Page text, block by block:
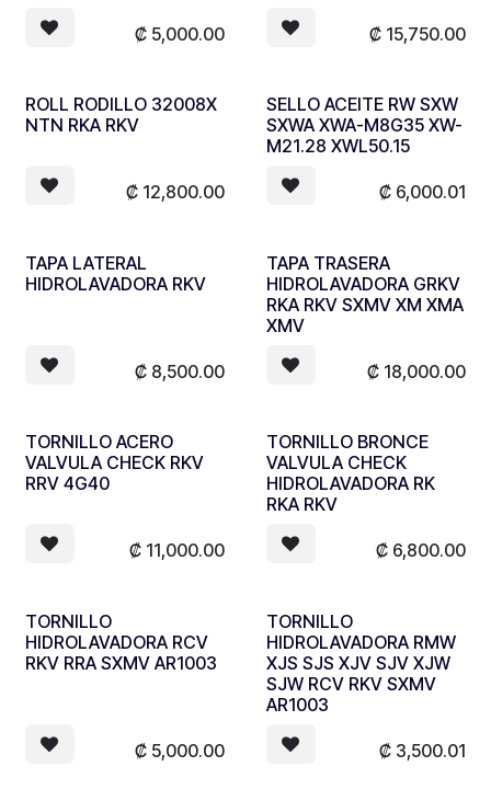
₡ 5,000.00 ₡ 15,750.00
ROLL RODILLO 32008X
NTN RKA RKV
₡ 12,800.00
SELLO ACEITE RW SXW
SXWA XWA-M8G35 XW-
M21.28 XWL50.15
₡ 6,000.01
TAPA LATERAL
HIDROLAVADORA RKV
₡ 8,500.00
TAPA TRASERA
HIDROLAVADORA GRKV
RKA RKV SXMV XM XMA
XMV
₡ 18,000.00
TORNILLO ACERO
VALVULA CHECK RKV
RRV 4G40
₡ 11,000.00
TORNILLO BRONCE
VALVULA CHECK
HIDROLAVADORA RK
RKA RKV
₡ 6,800.00
TORNILLO
HIDROLAVADORA RCV
RKV RRA SXMV AR1003
₡ 5,000.00
TORNILLO
HIDROLAVADORA RMW
XJS SJS XJV SJV XJW
SJW RCV RKV SXMV
AR1003
₡ 3,500.01